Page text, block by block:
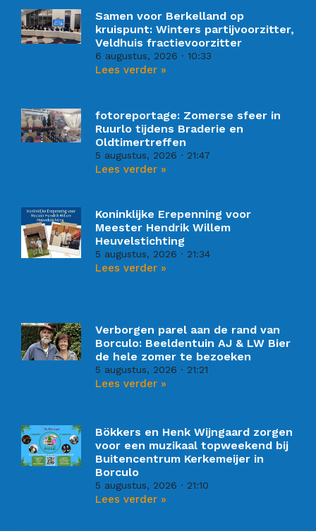
Samen voor Berkelland op
kruispunt: Winters partijvoorzitter,
Veldhuis fractievoorzitter
6 augustus, 2026 10:33
Lees verder »
fotoreportage: Zomerse sfeer in
Ruurlo tijdens Braderie en
Oldtimertreffen
5 augustus, 2026 21:47
Lees verder »
Koninklijke Erepenning voor
Meester Hendrik Willem
Heuvelstichting
5 augustus, 2026 21:34
Lees verder »
Verborgen parel aan de rand van
Borculo: Beeldentuin AJ & LW Bier
de hele zomer te bezoeken
5 augustus, 2026 21:21
Lees verder »
Bökkers en Henk Wijngaard zorgen
voor een muzikaal topweekend bij
Buitencentrum Kerkemeijer in
Borculo
5 augustus, 2026 21:10
Lees verder »